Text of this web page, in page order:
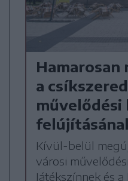
a
művelődési
Kívül-belül
városi
Játékszínnek és